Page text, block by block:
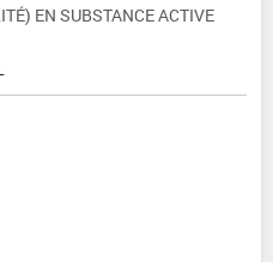
EN SUBSTANCE ACTIVE